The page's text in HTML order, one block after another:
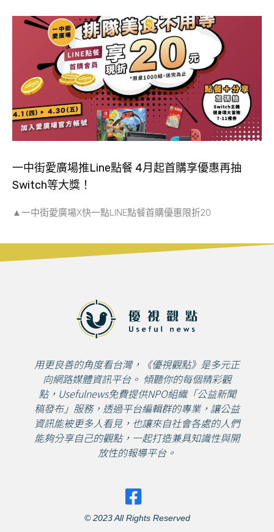
一中街愛廣場推Line點餐 4月起首購享優惠再抽
Switch等大獎！
▲一中街愛廣場X快一點LINE點餐首購優惠限折20
用更良善的角度看台灣，《優視觀點》是多元正
向網路媒體資訊平台。 傾聽你的每個精彩觀
點，Usefulnews免費提供NPO組織「公益新聞
稿發布」服務，透過平台編輯群的專業，讓公益
資訊能被更多人看見，也讓來自社會各處的人們
能夠分享自己的觀點，一起打造兼具知識性與開
放性的報導平台。
© 2023 All Rights Reserved